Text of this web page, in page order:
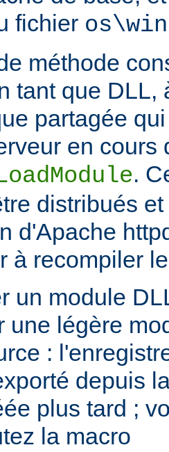
fichier
méthode
tant que DLL,
partagée
en cours
.
distribués
d'Apache
à recompiler
un module
une légère
:
depuis
plus tard ;
la macro